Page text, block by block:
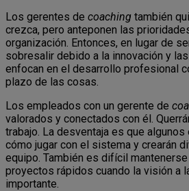
Los gerentes de coaching también
crezca, pero anteponen las
organización. Entonces, en lugar de
sobresalir debido a la innovación y
enfocan en el desarrollo profesional
plazo de las cosas.
Los empleados con un gerente de
valorados y conectados con él.
trabajo. La desventaja es que
cómo jugar con el sistema y crearán
equipo. También es difícil
proyectos rápidos cuando la visión a
importante.